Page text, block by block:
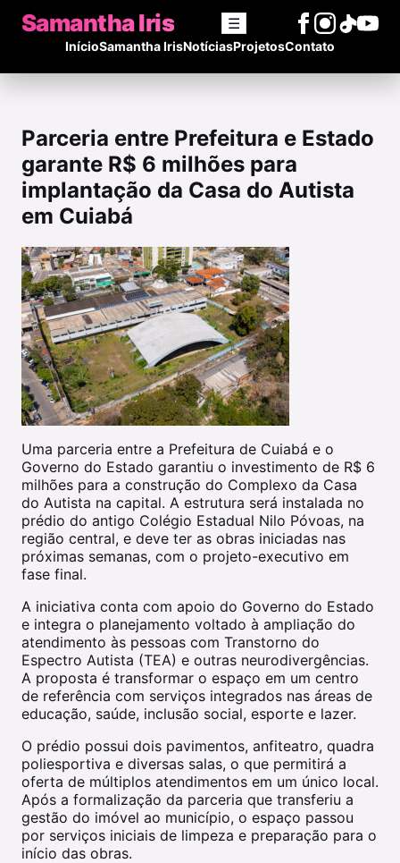
Samantha Iris ☰
InícioSamantha IrisNotíciasProjetosContato
Parceria entre Prefeitura e Estado
garante R$ 6 milhões para
implantação da Casa do Autista
em Cuiabá
Uma parceria entre a Prefeitura de Cuiabá e o
Governo do Estado garantiu o investimento de R$ 6
milhões para a construção do Complexo da Casa
do Autista na capital. A estrutura será instalada no
prédio do antigo Colégio Estadual Nilo Póvoas, na
região central, e deve ter as obras iniciadas nas
próximas semanas, com o projeto-executivo em
fase final.
A iniciativa conta com apoio do Governo do Estado
e integra o planejamento voltado à ampliação do
atendimento às pessoas com Transtorno do
Espectro Autista (TEA) e outras neurodivergências.
A proposta é transformar o espaço em um centro
de referência com serviços integrados nas áreas de
educação, saúde, inclusão social, esporte e lazer.
O prédio possui dois pavimentos, anfiteatro, quadra
poliesportiva e diversas salas, o que permitirá a
oferta de múltiplos atendimentos em um único local.
Após a formalização da parceria que transferiu a
gestão do imóvel ao município, o espaço passou
por serviços iniciais de limpeza e preparação para o
início das obras.